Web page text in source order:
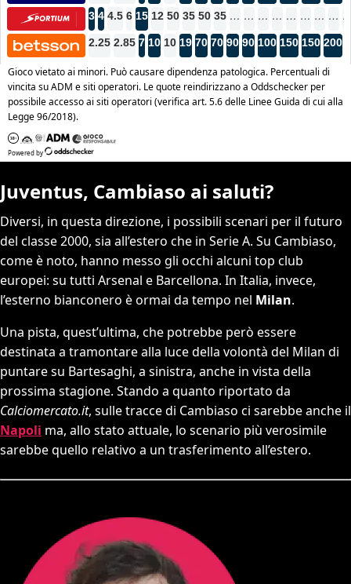
Juventus, Cambiaso ai saluti?
Diversi, in questa direzione, i possibili scenari per il futuro
del classe 2000, sia all’estero che in Serie A. Su Cambiaso,
come è noto, hanno messo gli occhi alcuni top club
europei: su tutti Arsenal e Barcellona. In Italia, invece,
l’esterno bianconero è ormai da tempo nel Milan.
Una pista, quest’ultima, che potrebbe però essere
destinata a tramontare alla luce della volontà del Milan di
puntare su Bartesaghi, a sinistra, anche in vista della
prossima stagione. Stando a quanto riportato da
Calciomercato.it, sulle tracce di Cambiaso ci sarebbe anche il
Napoli ma, allo stato attuale, lo scenario più verosimile
sarebbe quello relativo a un trasferimento all’estero.